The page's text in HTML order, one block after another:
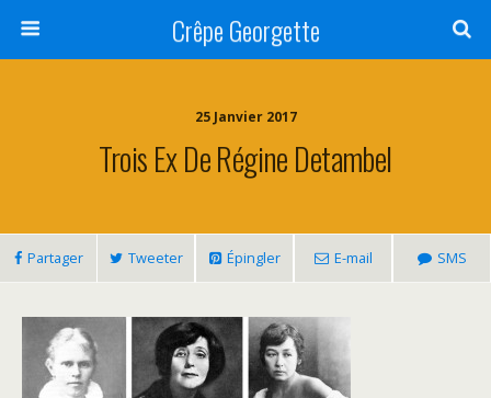
Crêpe Georgette
25 Janvier 2017
Trois Ex De Régine Detambel
Partager Tweeter Épingler E-mail SMS